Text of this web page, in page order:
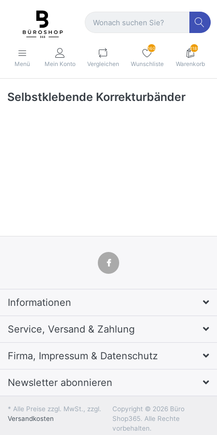
Menü Mein Konto Vergleichen
160
Wunschliste
1189
Warenkorb
Selbstklebende Korrekturbänder
Informationen
Service, Versand & Zahlung
Firma, Impressum & Datenschutz
Newsletter abonnieren
* Alle Preise zzgl. MwSt., zzgl.
Versandkosten
Copyright © 2026 Büro
Shop365. Alle Rechte
vorbehalten.